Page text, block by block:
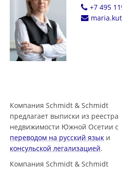
+7 495
Компания Schmidt & Schmidt
предлагает выписки из реестра
недвижимости Южной Осетии с
переводом на русский язык и
консульской легализацией.
Компания Schmidt & Schmidt